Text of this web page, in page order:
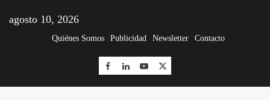
agosto 10, 2026
Quiénes Somos Publicidad Newsletter Contacto